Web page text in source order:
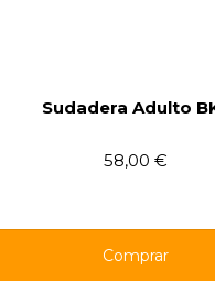
Sudadera Adulto
58,00 €
Comprar